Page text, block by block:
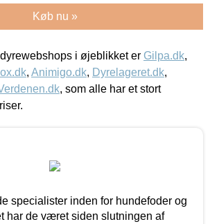
Køb nu »
i øjeblikket er Gilpa.dk,
, Animigo.dk, Dyrelageret.dk,
, som alle har et stort
specialister inden for hundefoder og
har de været siden slutningen af